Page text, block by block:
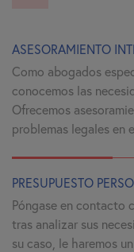
ASESORAMIENTO
Como abogados
conocemos las
Ofrecemos
problemas legales en
PRESUPUESTO
Póngase en contacto
tras analizar sus
su caso, le haremos